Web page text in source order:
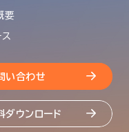
要
い合わせ
ダウンロード